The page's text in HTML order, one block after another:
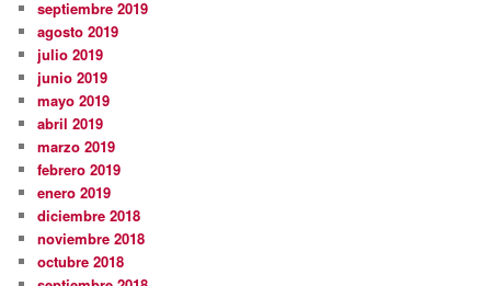
septiembre 2019
agosto 2019
julio 2019
junio 2019
mayo 2019
abril 2019
marzo 2019
febrero 2019
enero 2019
diciembre 2018
noviembre 2018
octubre 2018